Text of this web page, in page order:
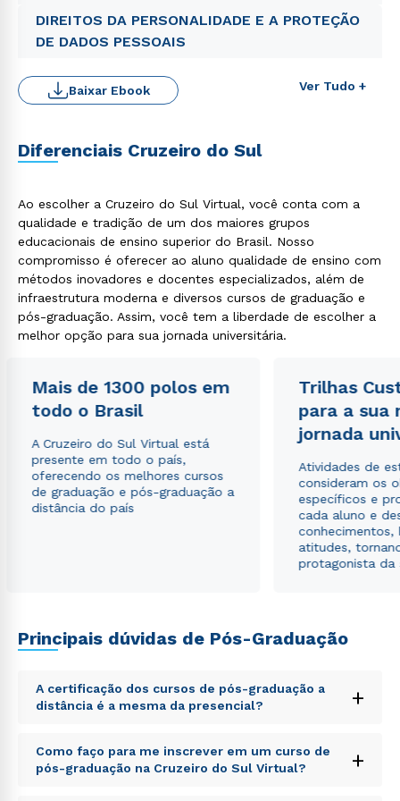
DIREITOS DA PERSONALIDADE E A PROTEÇÃO
DE DADOS PESSOAIS
Ver Tudo +
Baixar Ebook
Diferenciais Cruzeiro do Sul
Ao escolher a Cruzeiro do Sul Virtual, você conta com a
qualidade e tradição de um dos maiores grupos
educacionais de ensino superior do Brasil. Nosso
compromisso é oferecer ao aluno qualidade de ensino com
métodos inovadores e docentes especializados, além de
infraestrutura moderna e diversos cursos de graduação e
pós-graduação. Assim, você tem a liberdade de escolher a
melhor opção para sua jornada universitária.
Mais de 1300 polos em
todo o Brasil
A Cruzeiro do Sul Virtual está
presente em todo o país,
oferecendo os melhores cursos
de graduação e pós-graduação a
distância do país
Trilhas
para a sua
jornada
Atividades de
consideram os
específicos e
cada aluno e
conhecimentos,
atitudes,
protagonista da
Principais dúvidas de Pós-Graduação
A certificação dos cursos de pós-graduação a
distância é a mesma da presencial?
+
Sed ut perspiciatis unde omnis iste natus error sit
voluptatem accusantium doloremque laudantium,
totam rem aperiam, eaque ipsa quae ab illo inventore
Como faço para me inscrever em um curso de
pós-graduação na Cruzeiro do Sul Virtual?
+
Rápido e fácil
WhatsApp
ou
Estou de acordo com a Política de Privacidade.e
autorizo que meus dados sejam utilizados para o
envio de conteúdos da Cruzeiro do Sul.